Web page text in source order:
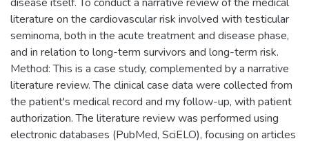
literature on the cardiovascular risk involved with testicular
seminoma, both in the acute treatment and disease phase,
and in relation to long-term survivors and long-term risk.
Method: This is a case study, complemented by a narrative
literature review. The clinical case data were collected from
the patient's medical record and my follow-up, with patient
authorization. The literature review was performed using
electronic databases (PubMed, SciELO), focusing on articles